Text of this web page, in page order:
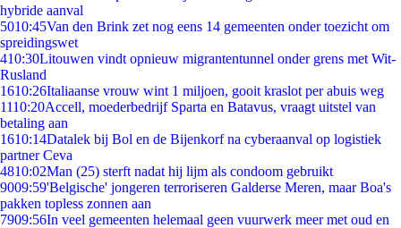
hybride aanval
5010:45Van den Brink zet nog eens 14 gemeenten onder toezicht om
spreidingswet
410:30Litouwen vindt opnieuw migrantentunnel onder grens met Wit-
Rusland
1610:26Italiaanse vrouw wint 1 miljoen, gooit kraslot per abuis weg
1110:20Accell, moederbedrijf Sparta en Batavus, vraagt uitstel van
betaling aan
1610:14Datalek bij Bol en de Bijenkorf na cyberaanval op logistiek
partner Ceva
4810:02Man (25) sterft nadat hij lijm als condoom gebruikt
9009:59'Belgische' jongeren terroriseren Galderse Meren, maar Boa's
pakken topless zonnen aan
7909:56In veel gemeenten helemaal geen vuurwerk meer met oud en